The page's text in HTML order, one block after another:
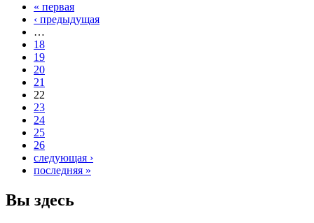
« первая
‹ предыдущая
…
18
19
20
21
22
23
24
25
26
следующая ›
последняя »
Вы здесь